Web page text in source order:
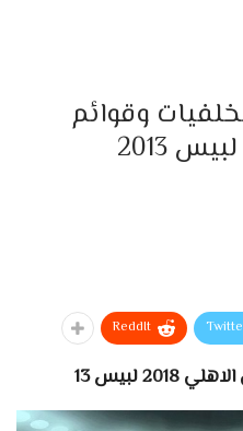
وقوائم
نادي الاهلي 2018-19 لبيس 2013
ReddIt
لبيس 13